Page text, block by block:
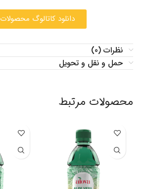
دانلود کاتالوگ محصولات
نظرات (0)
حمل و نقل و تحویل
محصولات مرتبط